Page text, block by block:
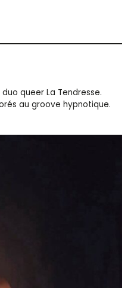
queer La Tendresse.
au groove hypnotique.